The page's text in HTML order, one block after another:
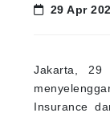
29 Apr
Jakarta,
Insurance